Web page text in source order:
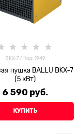
BKX-7 / Код: 1949
пушка BALLU BKX-7
(5 кВт)
6 590 руб.
КУПИТЬ